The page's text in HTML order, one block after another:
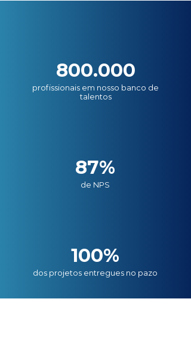
800.000
profissionais em nosso banco de
talentos
87%
de NPS
100%
dos projetos entregues no pazo